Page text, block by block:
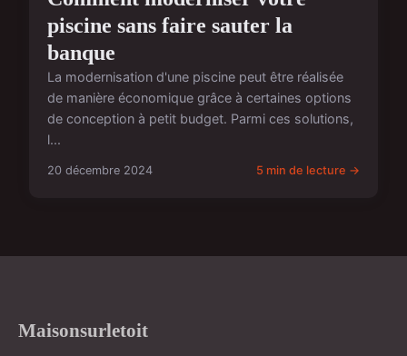
piscine sans faire sauter la
banque
La modernisation d'une piscine peut être réalisée
de manière économique grâce à certaines options
de conception à petit budget. Parmi ces solutions,
l...
20 décembre 2024 5 min de lecture →
Maisonsurletoit